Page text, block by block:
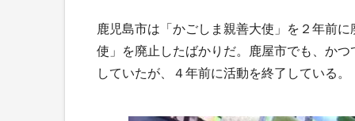
鹿児島市は「かごしま親善大使」を２年前
使」を廃止したばかりだ。鹿屋市でも、か
していたが、４年前に活動を終了している。